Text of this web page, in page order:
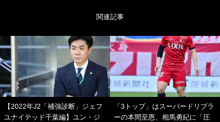
関連記事
【2022年J2「補強診断」ジェフ
ユナイテッド千葉編】ユン・ジ
「3トップ」はスーパードリブラ
ーの本間至恩、相馬勇紀に「圧